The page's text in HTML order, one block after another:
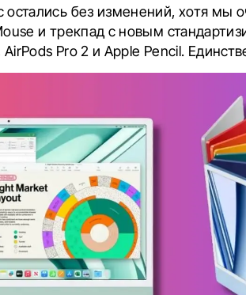
без изменений, хотя мы
и трекпад с новым
Pro 2 и Apple Pencil.